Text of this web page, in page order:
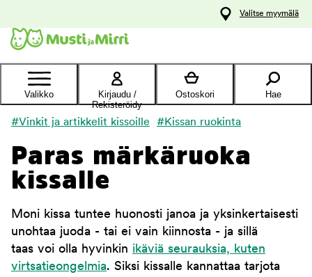
Ota yhteyttä
asiakaspalveluun
Valitse myymälä
Valikko
Kirjaudu /
Rekisteröidy
Ostoskori Hae
#Vinkit ja artikkelit kissoille #Kissan ruokinta
Paras märkäruoka
kissalle
Moni kissa tuntee huonosti janoa ja yksinkertaisesti
unohtaa juoda - tai ei vain kiinnosta - ja sillä
taas voi olla hyvinkin ikäviä seurauksia, kuten
virtsatieongelmia. Siksi kissalle kannattaa tarjota